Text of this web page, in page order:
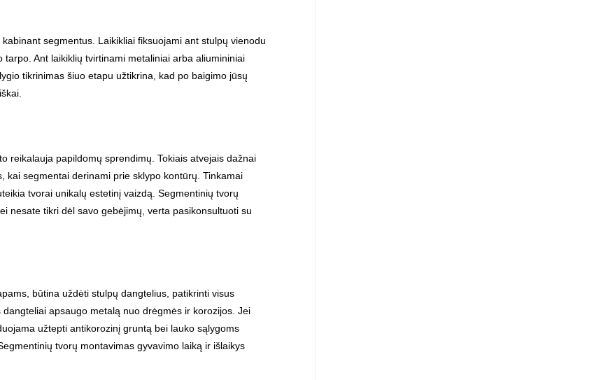
segmentus. Laikikliai fiksuojami ant stulpų vienodu
Ant laikiklių tvirtinami metaliniai arba aliumininiai
tikrinimas šiuo etapu užtikrina, kad po baigimo jūsų
reikalauja papildomų sprendimų. Tokiais atvejais dažnai
kai segmentai derinami prie sklypo kontūrų. Tinkamai
tvorai unikalų estetinį vaizdą. Segmentinių tvorų
nesate tikri dėl savo gebėjimų, verta pasikonsultuoti su
būtina uždėti stulpų dangtelius, patikrinti visus
apsaugo metalą nuo drėgmės ir korozijos. Jei
užtepti antikorozinį gruntą bei lauko sąlygoms
tvorų montavimas gyvavimo laiką ir išlaikys